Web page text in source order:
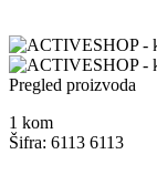
Pregled proizvoda
1 kom
Šifra: 6113 6113